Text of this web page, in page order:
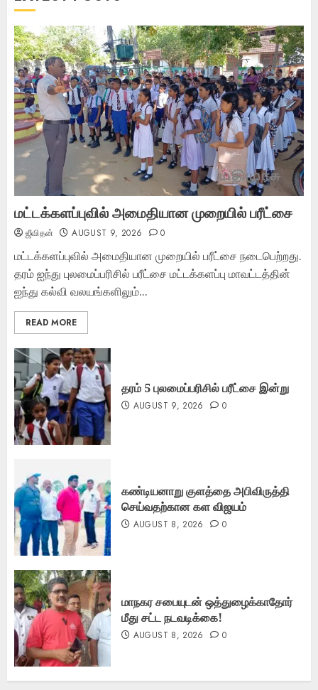
மட்டக்களப்புவில் அமைதியான முறையில் பரீட்சை
ஜீவிதன் AUGUST 9, 2026 0
மட்டக்களப்புவில் அமைதியான முறையில் பரீட்சை நடைபெற்றது.
தரம் ஐந்து புலமைப்பரிசில் பரீட்சை மட்டக்களப்பு மாவட்டத்தின்
ஐந்து கல்வி வலயங்களிலும்...
READ MORE
தரம் 5 புலமைப்பரிசில் பரீட்சை இன்று
AUGUST 9, 2026 0
கண்டியனாறு குளத்தை அபிவிருத்தி
செய்வதற்கான கள விஜயம்
AUGUST 8, 2026 0
மாநகர சபையுடன் ஒத்துழைக்காதோர்
மீது சட்ட நடவடிக்கை!
AUGUST 8, 2026 0